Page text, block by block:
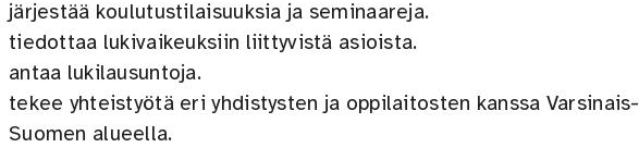
järjestää koulutustilaisuuksia ja seminaareja.
tiedottaa lukivaikeuksiin liittyvistä asioista.
antaa lukilausuntoja.
tekee yhteistyötä eri yhdistysten ja oppilaitosten kanssa Varsinais-
Suomen alueella.